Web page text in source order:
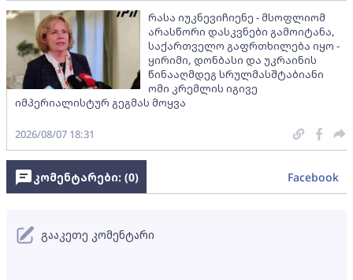
რასა იუკნევიჩიენე - მსოფლიომ
არასწორი დასკვნები გამოიტანა,
საქართველო გაფრთხილება იყო -
ყირიმი, დონბასი და უკრაინის
წინააღმდეგ სრულმასშტაბიანი
ომი კრემლის იგივე
იმპერიალისტურ გეგმას მოყვა
2026/08/07 18:31
კომენტარები: (0) Facebook
გააკეთე კომენტარი